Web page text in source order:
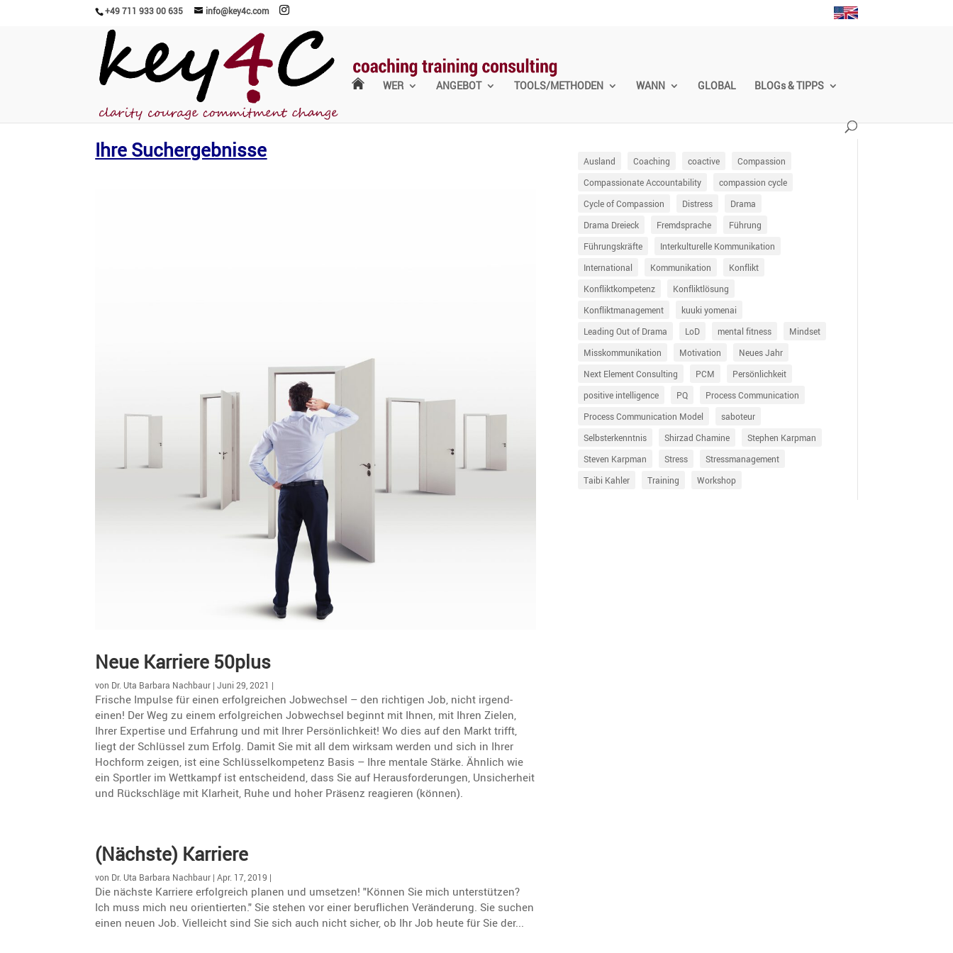
+49 711 933 00 635 info@key4c.com
WER ANGEBOT TOOLS/METHODEN WANN GLOBAL BLOGs & TIPPS
Ihre Suchergebnisse
Neue Karriere 50plus
von Dr. Uta Barbara Nachbaur |Juni 29, 2021 |
Frische Impulse für einen erfolg­rei­chen Jobwechsel – den richtigen Job, nicht irgend­
einen! Der Weg zu einem erfolg­rei­chen Jobwechsel beginnt mit Ihnen, mit Ihren Zielen,
Ihrer Exper­tise und Erfah­rung und mit Ihrer Persön­lich­keit! Wo dies auf den Markt trifft,
liegt der Schlüssel zum Erfolg. Damit Sie mit all dem wirksam werden und sich in Ihrer
Hochform zeigen, ist eine Schlüs­sel­kom­pe­tenz Basis – Ihre mentale Stärke. Ähnlich wie
ein Sportler im Wettkampf ist entschei­dend, dass Sie auf Heraus­for­de­rungen, Unsicher­heit
und Rückschläge mit Klarheit, Ruhe und hoher Präsenz reagieren (können).
(Nächste) Karriere
von Dr. Uta Barbara Nachbaur |Apr. 17, 2019 |
Die nächste Karriere erfolgreich planen und umsetzen! "Können Sie mich unterstützen?
Ich muss mich neu orientierten." Sie stehen vor einer beruflichen Veränderung. Sie suchen
einen neuen Job. Vielleicht sind Sie sich auch nicht sicher, ob Ihr Job heute für Sie der...
Ausland Coaching coactive
Compassion
Compassionate Accountability
compassion cycle
Cycle of Compassion
Distress
Drama
Drama Dreieck
Fremdsprache
Führung
Führungskräfte
Interkulturelle Kommunikation
International
Kommunikation
Konflikt
Konfliktkompetenz
Konfliktlösung
Konfliktmanagement
kuuki yomenai
Leading Out of Drama
LoD mental fitness
Mindset
Misskommunikation
Motivation
Neues Jahr
Next Element Consulting
PCM
Persönlichkeit
positive intelligence
PQ
Process Communication
Process Communication Model
saboteur
Selbsterkenntnis
Shirzad Chamine
Stephen Karpman
Steven Karpman
Stress
Stressmanagement
Taibi Kahler
Training Workshop